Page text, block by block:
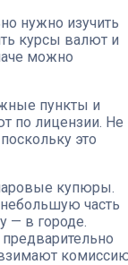
нужно изучить
курсы валют и
можно
пункты и
по лицензии. Не
это
купюры.
часть
— в городе.
взимают